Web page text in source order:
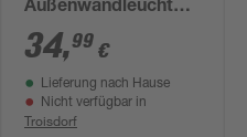
Außenwandleuchte
'Helsinki' mit
Bewegungssensor
15 W IP 44 Ø 7,5 x 40
cm
34,99 €
Lieferung nach Hause
Nicht verfügbar in
Troisdorf